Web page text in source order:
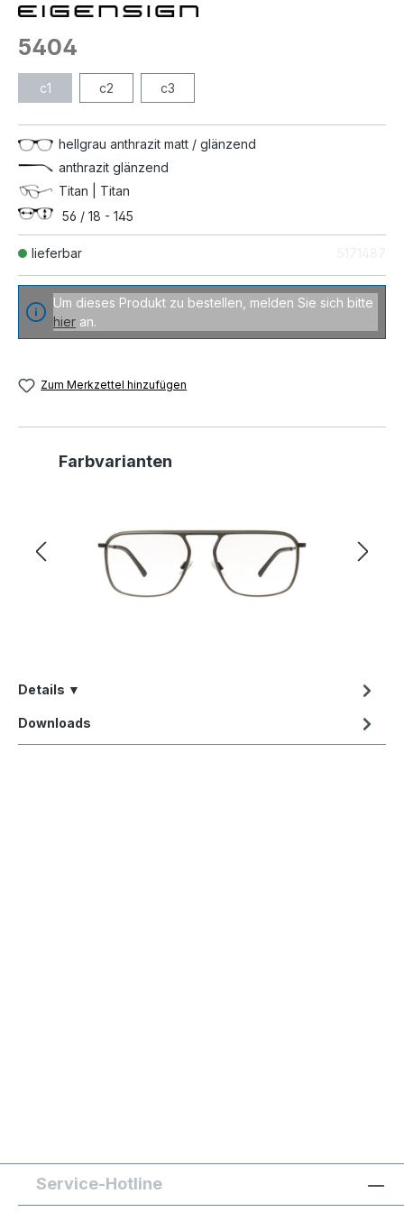
lieferbar
5404
c1 c2 c3
hellgrau anthrazit matt / glänzend
anthrazit glänzend
Titan | Titan
56 / 18 - 145
Um dieses Produkt zu bestellen, melden Sie sich bitte
hier an.
Zum Merkzettel hinzufügen
Produktgalerie überspringen
Farbvarianten
Details ▼
Downloads
Service-Hotline